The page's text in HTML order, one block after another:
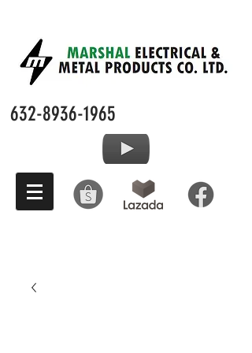
632-8936-1965